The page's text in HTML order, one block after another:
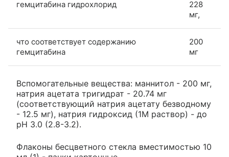
гемцитабина гидрохлорид
228
мг,
что соответствует содержанию
гемцитабина
200
мг
Вспомогательные вещества: маннитол - 200 мг,
натрия ацетата тригидрат - 20.74 мг
(соответствующий натрия ацетату безводному
- 12.5 мг), натрия гидроксид (1М раствор) - до
pH 3.0 (2.8-3.2).
Флаконы бесцветного стекла вместимостью 10